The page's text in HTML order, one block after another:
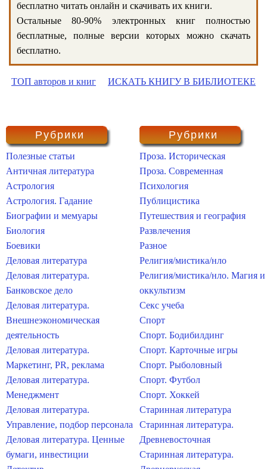
бесплатно читать онлайн и скачивать их книги.
Остальные 80-90% электронных книг полностью
бесплатные, полные версии которых можно скачать
бесплатно.
ТОП авторов и книг ИСКАТЬ КНИГУ В БИБЛИОТЕКЕ
Рубрики
Полезные статьи
Античная литература
Астрология
Астрология. Гадание
Биографии и мемуары
Биология
Боевики
Деловая литература
Деловая литература.
Банковское дело
Деловая литература.
Внешнеэкономическая
деятельность
Деловая литература.
Маркетинг, PR, реклама
Деловая литература.
Менеджмент
Деловая литература.
Управление, подбор персонала
Деловая литература. Ценные
бумаги, инвестиции
Рубрики
Проза. Историческая
Проза. Современная
Психология
Публицистика
Путешествия и география
Развлечения
Разное
Религия/мистика/нло
Религия/мистика/нло. Магия и
оккультизм
Секс учеба
Спорт
Спорт. Бодибилдинг
Спорт. Карточные игры
Спорт. Рыболовный
Спорт. Футбол
Спорт. Хоккей
Старинная литература
Старинная литература.
Древневосточная
Старинная литература.